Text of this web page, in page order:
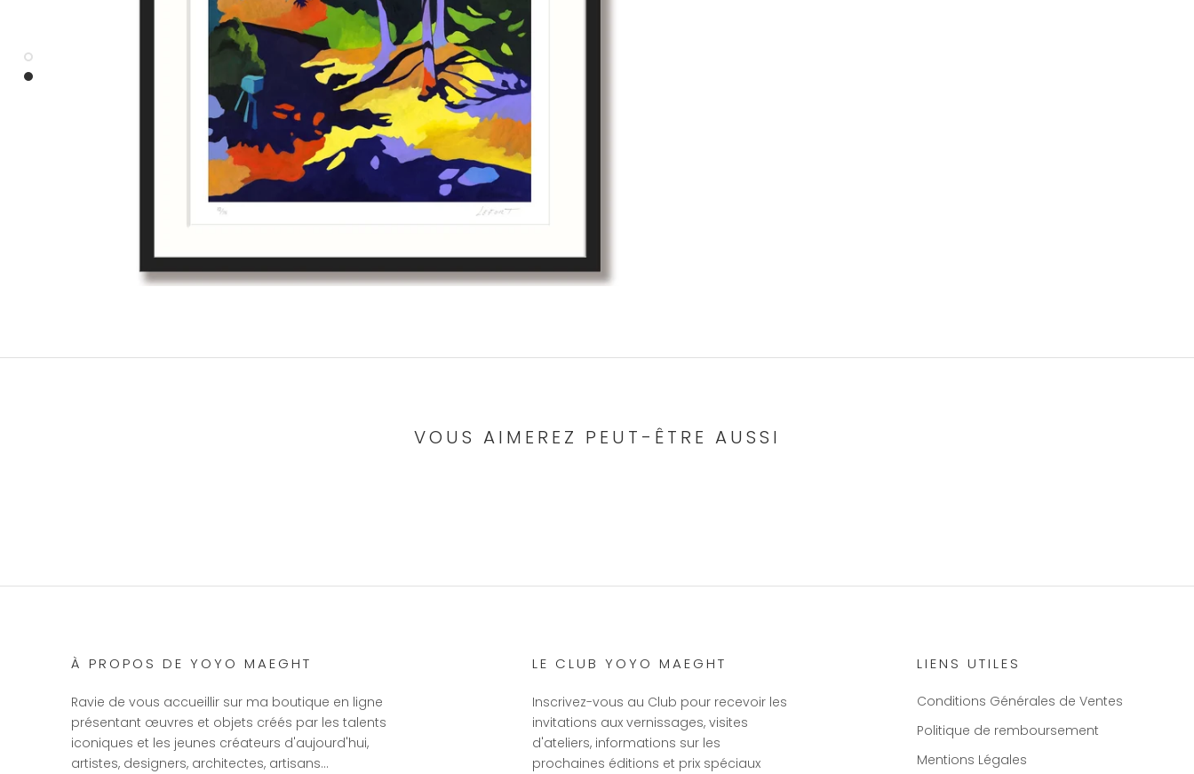
VOUS AIMEREZ PEUT-ÊTRE AUSSI
À PROPOS DE YOYO MAEGHT
Ravie de vous accueillir sur ma boutique en ligne
présentant œuvres et objets créés par les talents
iconiques et les jeunes créateurs d'aujourd'hui,
artistes, designers, architectes, artisans…
LE CLUB YOYO MAEGHT
Inscrivez-vous au Club pour recevoir les
invitations aux vernissages, visites
d'ateliers, informations sur les
prochaines éditions et prix spéciaux
LIENS UTILES
Conditions Générales de Ventes
Politique de remboursement
Mentions Légales